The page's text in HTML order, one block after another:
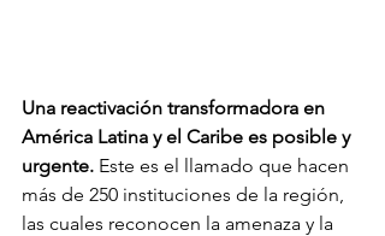
Una reactivación transformadora en
América Latina y el Caribe es posible y
urgente. Este es el llamado que hacen
más de 250 instituciones de la región,
las cuales reconocen la amenaza y la